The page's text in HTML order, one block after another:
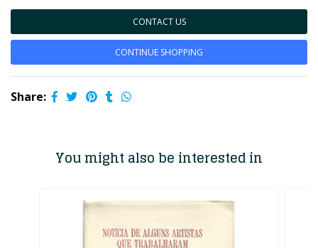
CONTACT US
CONTINUE SHOPPING
Share:
You might also be interested in